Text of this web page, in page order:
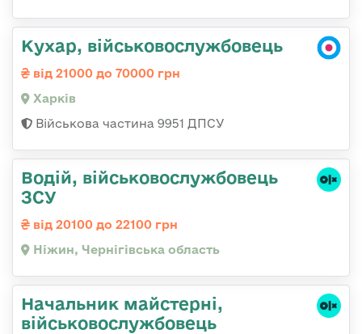
Кухар, військовослужбовець
від 21000 до 70000 грн
Харків
Військова частина 9951 ДПСУ
Водій, військовослужбовець
ЗСУ
від 20100 до 22100 грн
Ніжин, Чернігівська область
Начальник майстерні,
військовослужбовець